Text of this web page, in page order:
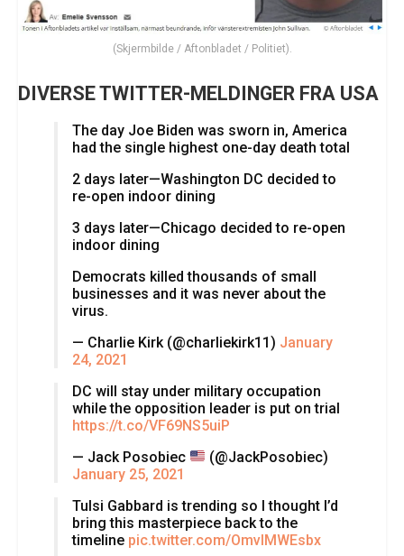
(Skjermbilde / Aftonbladet / Politiet).
DIVERSE TWITTER-MELDINGER FRA USA
The day Joe Biden was sworn in, America
had the single highest one-day death total
2 days later—Washington DC decided to
re-open indoor dining
3 days later—Chicago decided to re-open
indoor dining
Democrats killed thousands of small
businesses and it was never about the
virus.
— Charlie Kirk (@charliekirk11) January
24, 2021
DC will stay under military occupation
while the opposition leader is put on trial
https://t.co/VF69NS5uiP
— Jack Posobiec
(@JackPosobiec)
January 25, 2021
Tulsi Gabbard is trending so I thought I’d
bring this masterpiece back to the
timeline pic.twitter.com/OmvlMWEsbx